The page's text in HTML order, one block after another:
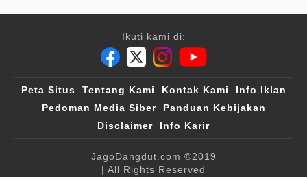
Ikuti kami di:
Peta Situs Tentang Kami Kontak Kami
Info Iklan
Pedoman Media Siber
Panduan Kebijakan
Disclaimer
Info Karir
JagoDangdut.com ©2019
| All Rights Reserved